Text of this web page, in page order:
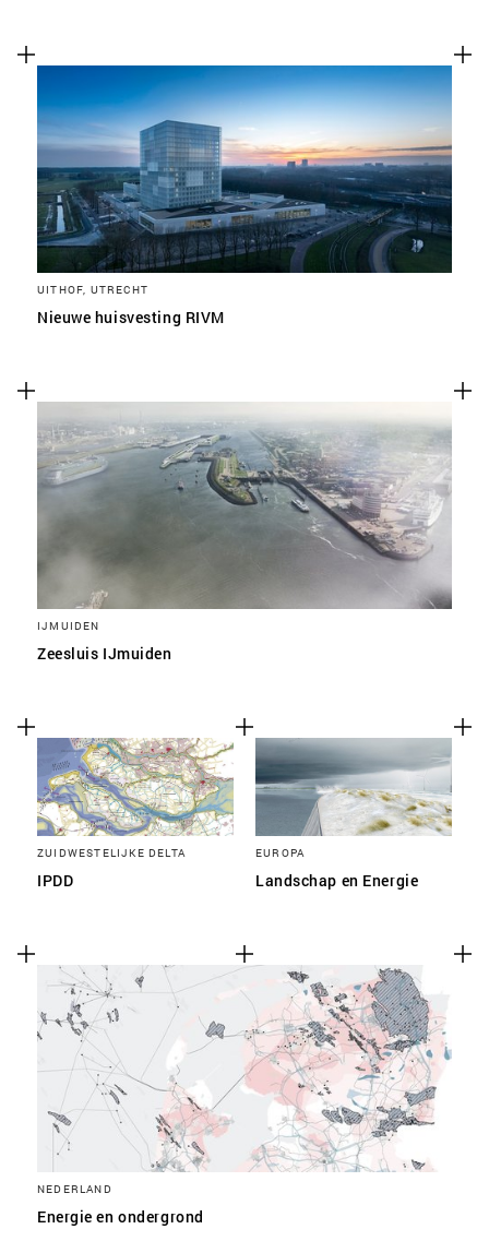
UITHOF, UTRECHT
Nieuwe huisvesting RIVM
IJMUIDEN
Zeesluis IJmuiden
ZUIDWESTELIJKE DELTA
IPDD
EUROPA
Landschap en Energie
NEDERLAND
Energie en ondergrond